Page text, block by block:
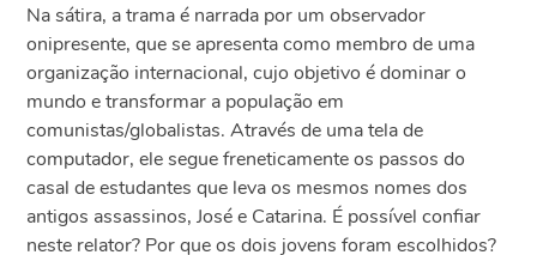
Na sátira, a trama é narrada por um observador
onipresente, que se apresenta como membro de uma
organização internacional, cujo objetivo é dominar o
mundo e transformar a população em
comunistas/globalistas. Através de uma tela de
computador, ele segue freneticamente os passos do
casal de estudantes que leva os mesmos nomes dos
antigos assassinos, José e Catarina. É possível confiar
neste relator? Por que os dois jovens foram escolhidos?